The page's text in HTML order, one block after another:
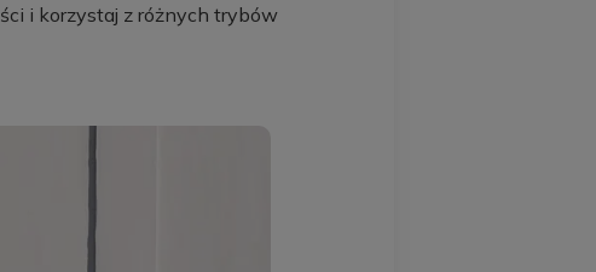
i korzystaj z różnych trybów